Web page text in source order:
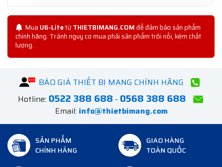
Mua U6-LitetừTHIETBIMANG.COMđể đảm bảo sản phẩm
chính hãng. Tránh nguy cơ mua phải sản phẩm trôi nổi, kém chất
lượng.
BÁO GIÁ THIẾT BỊ MẠNG CHÍNH HÃNG
Hotline: 0522 388 688 - 0568 388 688
Email: info@thietbimang.com
SẢN PHẨM
CHÍNH HÃNG
GIAO HÀNG
TOÀN QUỐC